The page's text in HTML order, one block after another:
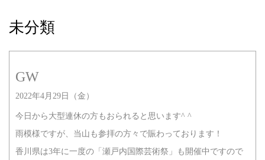
未分類
GW
2022年4月29日（金）
今日から大型連休の方もおられると思います^ ^
雨模様ですが、当山も参拝の方々で賑わっております！
香川県は3年に一度の「瀬戸内国際芸術祭」も開催中ですので